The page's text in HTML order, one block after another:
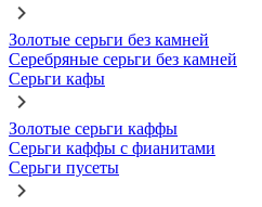
Золотые серьги без камней
Серебряные серьги без камней
Серьги кафы
Золотые серьги каффы
Серьги каффы с фианитами
Серьги пусеты